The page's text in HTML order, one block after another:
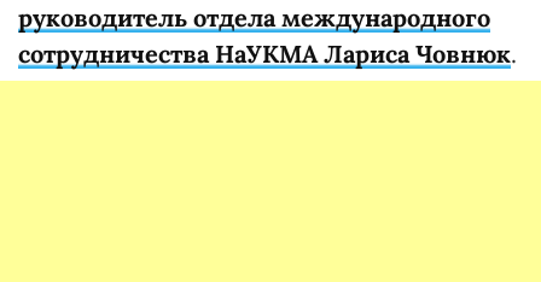
руководитель отдела международного
сотрудничества НаУКМА Лариса Човнюк.